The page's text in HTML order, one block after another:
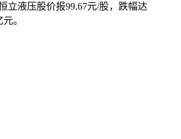
立液压股价报99.67元/股，跌幅达
元。